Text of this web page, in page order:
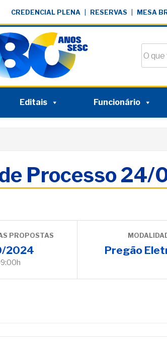
CREDENCIAL PLENA RESERVAS MESA
Editais Funcionário
Processo
PROPOSTAS
2024 Pregão